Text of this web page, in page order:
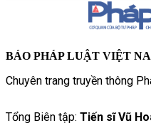
BÁO PHÁP LUẬT VIỆT
Chuyên trang truyền thông
Tổng Biên tập: Tiến sĩ Vũ